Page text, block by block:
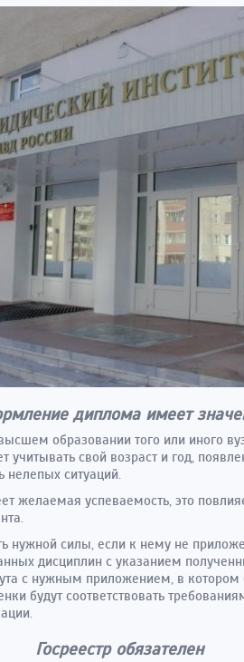
диплома имеет
образовании того или иного
учитывать свой возраст и год,
нелепых ситуаций.
желаемая успеваемость, это
нужной силы, если к нему не
дисциплин с указанием
с нужным приложением, в котором
будут соответствовать
Госреестр обязателен